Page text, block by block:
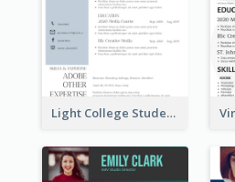
Light College Student Resume